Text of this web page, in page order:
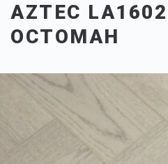
AZTEC
ОСТОМАН